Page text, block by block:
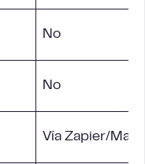
No
No
Vía Zapier/Make